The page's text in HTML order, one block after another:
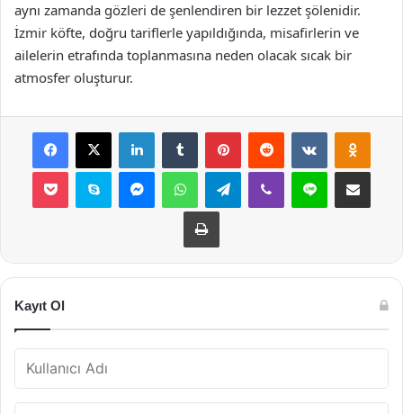
aynı zamanda gözleri de şenlendiren bir lezzet şölenidir.
İzmir köfte, doğru tariflerle yapıldığında, misafirlerin ve
ailelerin etrafında toplanmasına neden olacak sıcak bir
atmosfer oluşturur.
Facebook
X LinkedInTumblr PinterestReddit VKontakte
Pocket Skype MessengerWhatsAppTelegramViber Line E-Posta ile
Yazdır
Kayıt Ol